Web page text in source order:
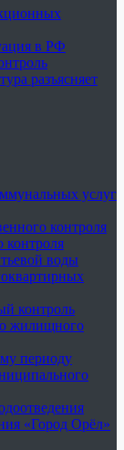
в РФ
разъясняет
услуг
контроля
контроля
воды
контроль
жилищного
периоду
«Город Орёл»